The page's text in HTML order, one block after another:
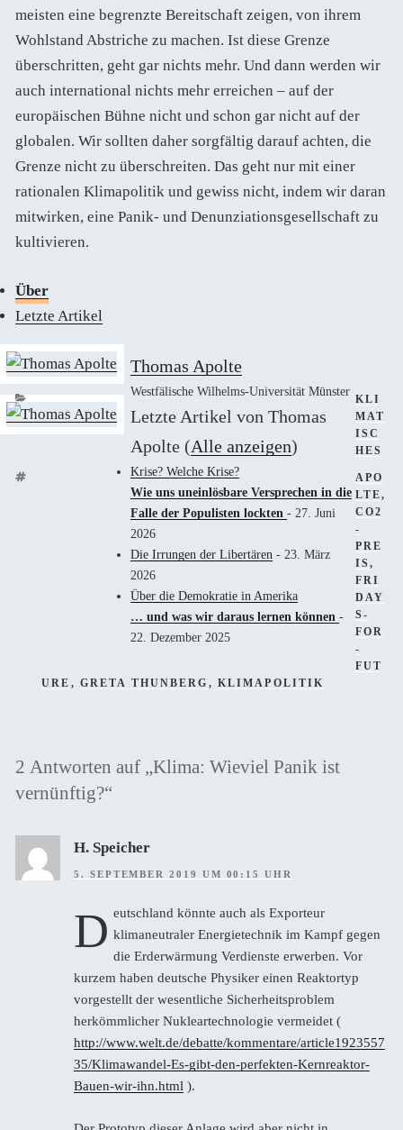
meisten eine begrenzte Bereitschaft zeigen, von ihrem
Wohlstand Abstriche zu machen. Ist diese Grenze
überschritten, geht gar nichts mehr. Und dann werden wir
auch international nichts mehr erreichen – auf der
europäischen Bühne nicht und schon gar nicht auf der
globalen. Wir sollten daher sorgfältig darauf achten, die
Grenze nicht zu überschreiten. Das geht nur mit einer
rationalen Klimapolitik und gewiss nicht, indem wir daran
mitwirken, eine Panik- und Denunziationsgesellschaft zu
kultivieren.
Über
Letzte Artikel
Thomas Apolte
Westfälische Wilhelms-Universität Münster
Letzte Artikel von Thomas
Apolte (Alle anzeigen)
Krise? Welche Krise?
Wie uns uneinlösbare Versprechen in die
Falle der Populisten lockten - 27. Juni
2026
Die Irrungen der Libertären - 23. März
2026
Über die Demokratie in Amerika
… und was wir daraus lernen können -
22. Dezember 2025
KLI
MAT
ISC
HES
APO
LTE,
CO2
-
PRE
IS,
FRI
DAY
S-
FOR
-
FUT
URE , GRETA THUNBERG , KLIMAPOLITIK
2 Antworten auf „Klima: Wieviel Panik ist
vernünftig?“
H. Speicher
5. SEPTEMBER 2019 UM 00:15 UHR
D eutschland könnte auch als Exporteur
klimaneutraler Energietechnik im Kampf gegen
die Erderwärmung Verdienste erwerben. Vor
kurzem haben deutsche Physiker einen Reaktortyp
vorgestellt der wesentliche Sicherheitsproblem
herkömmlicher Nukleartechnologie vermeidet (
http://www.welt.de/debatte/kommentare/article1923557
35/Klimawandel-Es-gibt-den-perfekten-Kernreaktor-
Bauen-wir-ihn.html ).